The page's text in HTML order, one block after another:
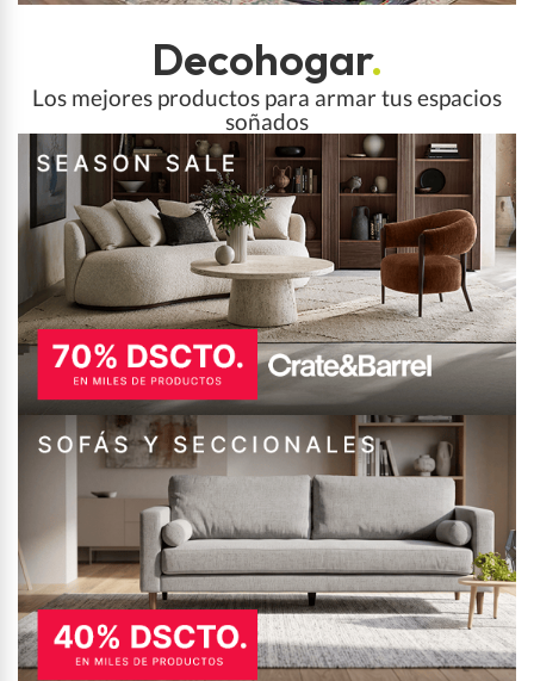
Decohogar.
Los mejores productos para armar tus espacios
soñados